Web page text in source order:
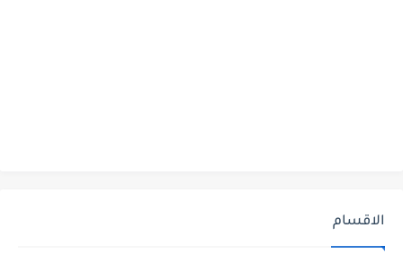
الاقسام